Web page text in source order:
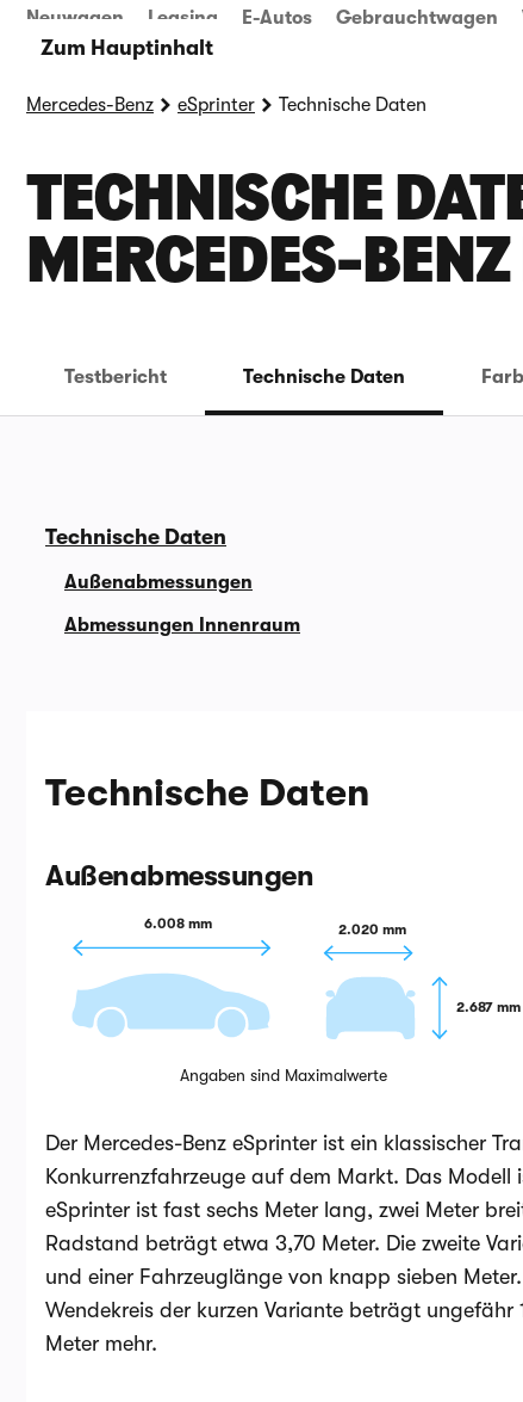
Zum Hauptinhalt
Neuwagen Leasing E-Autos Gebrauchtwagen
Mercedes-Benz eSprinter Technische Daten
TECHNISCHE
ERCEDES-BENZ
Testbericht Technische Daten
Technische Daten
Außenabmessungen
Abmessungen Innenraum
Technische Daten
Außenabmessungen
6.008 mm 2.020 mm
2.687 mm
Angaben sind Maximalwerte
Der Mercedes-Benz eSprinter ist ein klassischer
Konkurrenzfahrzeuge auf dem Markt. Das Modell
eSprinter ist fast sechs Meter lang, zwei Meter
Radstand beträgt etwa 3,70 Meter. Die zweite
und einer Fahrzeuglänge von knapp sieben
Wendekreis der kurzen Variante beträgt
Meter mehr.